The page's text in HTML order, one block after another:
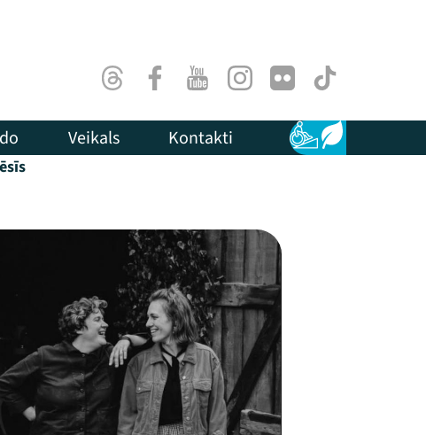
ThreadsFacebookYoutubeInstagram
Flick TikTok
Veikals Kontakti Pieejamība
Ilgtspēja